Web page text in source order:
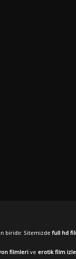
biridir. Sitemizde full hd
filmleri ve erotik film izle